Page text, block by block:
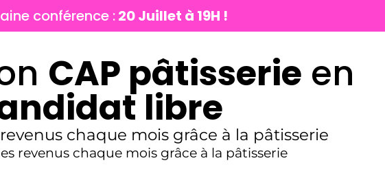
conférence :20 Juillet à 19H !
CAP pâtisserie en
libre
chaque mois grâce à la pâtisserie
revenus chaque mois grâce à la pâtisserie